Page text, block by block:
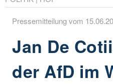
Pressemitteilung vom
Jan De
der AfD im